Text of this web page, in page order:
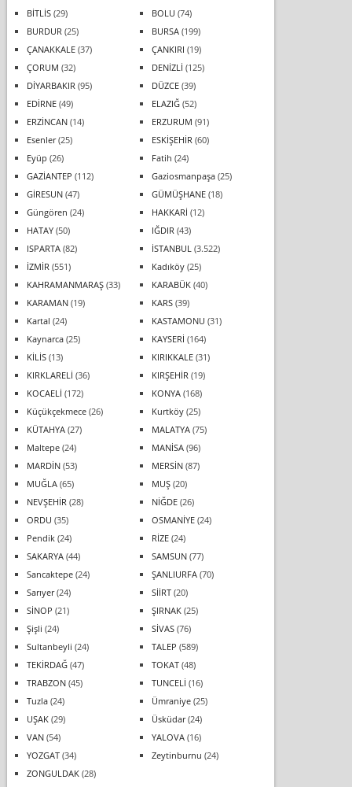
BİTLİS(29) BOLU (74)
BURDUR (25) BURSA(199)
ÇANAKKALE(37) ÇANKIRI (19)
ÇORUM (32) DENİZLİ (125)
DİYARBAKIR (95) DÜZCE(39)
EDİRNE(49) ELAZIĞ(52)
ERZİNCAN(14) ERZURUM (91)
Esenler(25) ESKİŞEHİR (60)
Eyüp (26) Fatih (24)
GAZİANTEP (112) Gaziosmanpaşa(25)
GİRESUN(47) GÜMÜŞHANE(18)
Güngören (24) HAKKARİ (12)
HATAY(50) IĞDIR (43)
ISPARTA(82) İSTANBUL (3.522)
İZMİR (551) Kadıköy(25)
KAHRAMANMARAŞ(33) KARABÜK(40)
KARAMAN(19) KARS(39)
Kartal (24) KASTAMONU (31)
Kaynarca(25) KAYSERİ (164)
KİLİS(13) KIRIKKALE(31)
KIRKLARELİ (36) KIRŞEHİR (19)
KOCAELİ (172) KONYA(168)
Küçükçekmece(26) Kurtköy(25)
KÜTAHYA(27) MALATYA(75)
Maltepe(24) MANİSA(96)
MARDİN(53) MERSİN(87)
MUĞLA(65) MUŞ(20)
NEVŞEHİR (28) NİĞDE(26)
ORDU (35) OSMANİYE(24)
Pendik(24) RİZE(24)
SAKARYA(44) SAMSUN(77)
Sancaktepe(24) ŞANLIURFA(70)
Sarıyer(24) SİİRT(20)
SİNOP (21) ŞIRNAK(25)
Şişli (24) SİVAS(76)
Sultanbeyli (24) TALEP (589)
TEKİRDAĞ(47) TOKAT(48)
TRABZON(45) TUNCELİ (16)
Tuzla(24) Ümraniye(25)
UŞAK(29) Üsküdar(24)
VAN(54) YALOVA(16)
YOZGAT(34) Zeytinburnu (24)
ZONGULDAK(28)